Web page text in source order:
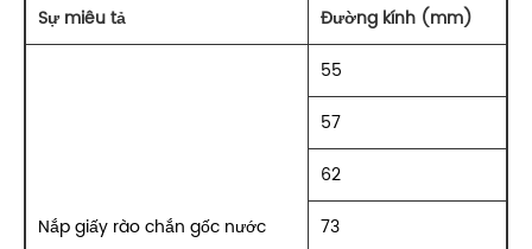
Sự miêu tả Đường kính (mm)
Nắp giấy rào chắn gốc nước
55
57
62
73